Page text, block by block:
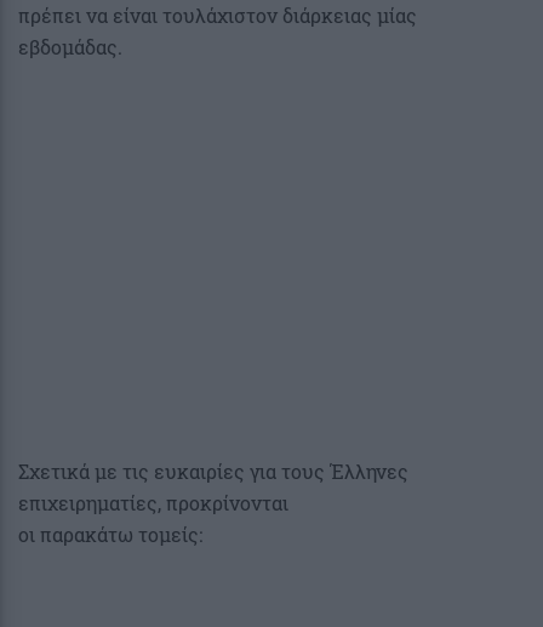
πρέπει να είναι τουλάχιστον διάρκειας μίας
εβδομάδας.
Σχετικά με τις ευκαιρίες για τους Έλληνες
επιχειρηματίες, προκρίνονται
οι παρακάτω τομείς: